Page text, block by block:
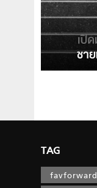
TAG
favforward